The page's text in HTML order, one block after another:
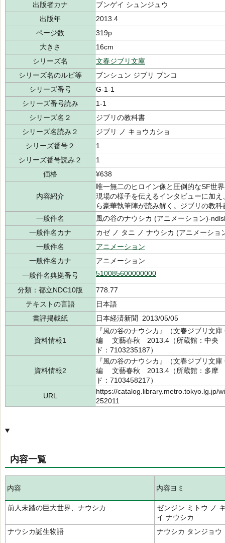
出版者カナ
ブンゲイ シュンジュウ
出版年
2013.4
ページ数
319p
大きさ
16cm
シリーズ名
文春ジブリ文庫
シリーズ名のルビ等
ブンシュン ジブリ ブンコ
シリーズ番号
G-1-1
シリーズ番号読み
1-1
シリーズ名２
ジブリの教科書
シリーズ名読み２
ジブリ ノ キョウカショ
シリーズ番号２
1
シリーズ番号読み２
1
価格
¥638
内容紹介
唯一無二のヒロイン像と圧倒的なSF世
現場の様子を伝えるインタビューに加
ら豪華執筆陣が読み解く。ジブリの教
一般件名
風の谷のナウシカ (アニメーション)-
一般件名カナ
カゼ ノ タニ ノ ナウシカ (アニメーショ
一般件名
アニメーション
一般件名カナ
アニメーション
一般件名典拠番号
510085600000000
分類：都立NDC10版
778.77
テキストの言語
日本語
書評掲載紙
日本経済新聞 2013/05/05
資料情報1
『風の谷のナウシカ』（文春ジブリ文
編 文藝春秋 2013.4（所蔵館：中央
ド：7103235187）
資料情報2
『風の谷のナウシカ』（文春ジブリ文
編 文藝春秋 2013.4（所蔵館：多摩
ド：7103458217）
URL
https://catalog.library.metro.tokyo.lg.jp/
252011
内容一覧
内容 内容ヨミ
前人未踏の巨大世界、ナウシカ
ゼンジン ミトウ ノ
イ ナウシカ
ナウシカ誕生物語
ナウシカ タンジョウ